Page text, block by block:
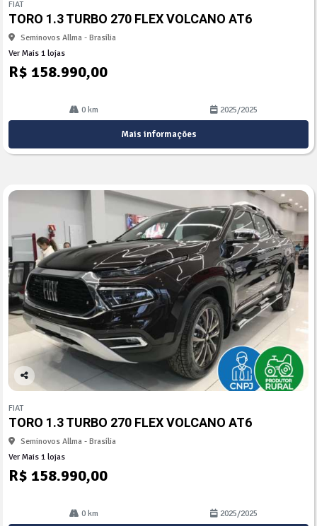
arti
lhe
FIAT
TORO 1.3 TURBO 270 FLEX VOLCANO AT6
Seminovos Allma - Brasília
Ver Mais 1 lojas
R$ 158.990,00
0 km 2025/2025
Mais informações
Co
arti
lhe
FIAT
TORO 1.3 TURBO 270 FLEX VOLCANO AT6
Seminovos Allma - Brasília
Ver Mais 1 lojas
R$ 158.990,00
0 km 2025/2025